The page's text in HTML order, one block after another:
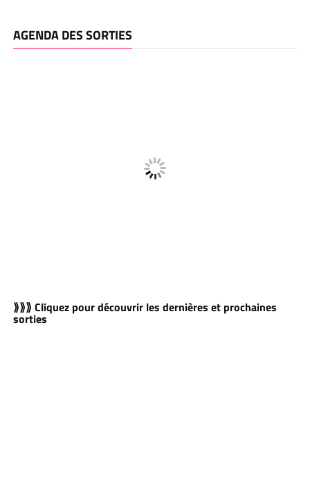
AGENDA DES SORTIES
⟫⟫⟫ Cliquez pour découvrir les dernières et prochaines
sorties